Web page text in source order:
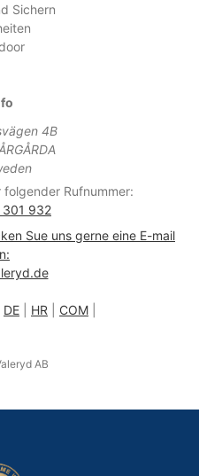
Sichern
4B
Rufnummer:
301 932
Sue uns gerne eine E-mail
DE HR COM
AB